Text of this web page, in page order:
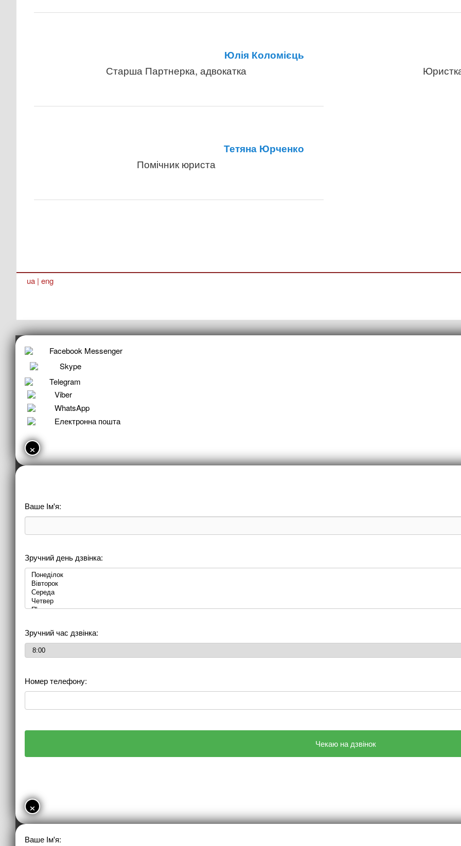
Юлія Коломієць
Старша Партнерка, адвокатка
Тетяна Юрченко
Помічник юриста
ua | eng
Facebook Messenger
Skype
Telegram
Viber
WhatsApp
Електронна пошта
×
Ваше Ім'я:
Зручний день дзвінка:
Зручний час дзвінка:
Номер телефону:
×
Ваше Ім'я: